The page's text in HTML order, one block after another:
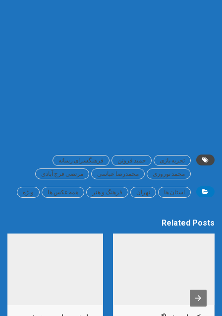
تجربه بازی حمید فروتن
فرهنگسرای رسانه
محمد نوروزی
محمدرضا عباسی مرتضی فرج آبادی
استان ها تهران فرهنگ و هنر همه عکس ها ویژه
Related Posts